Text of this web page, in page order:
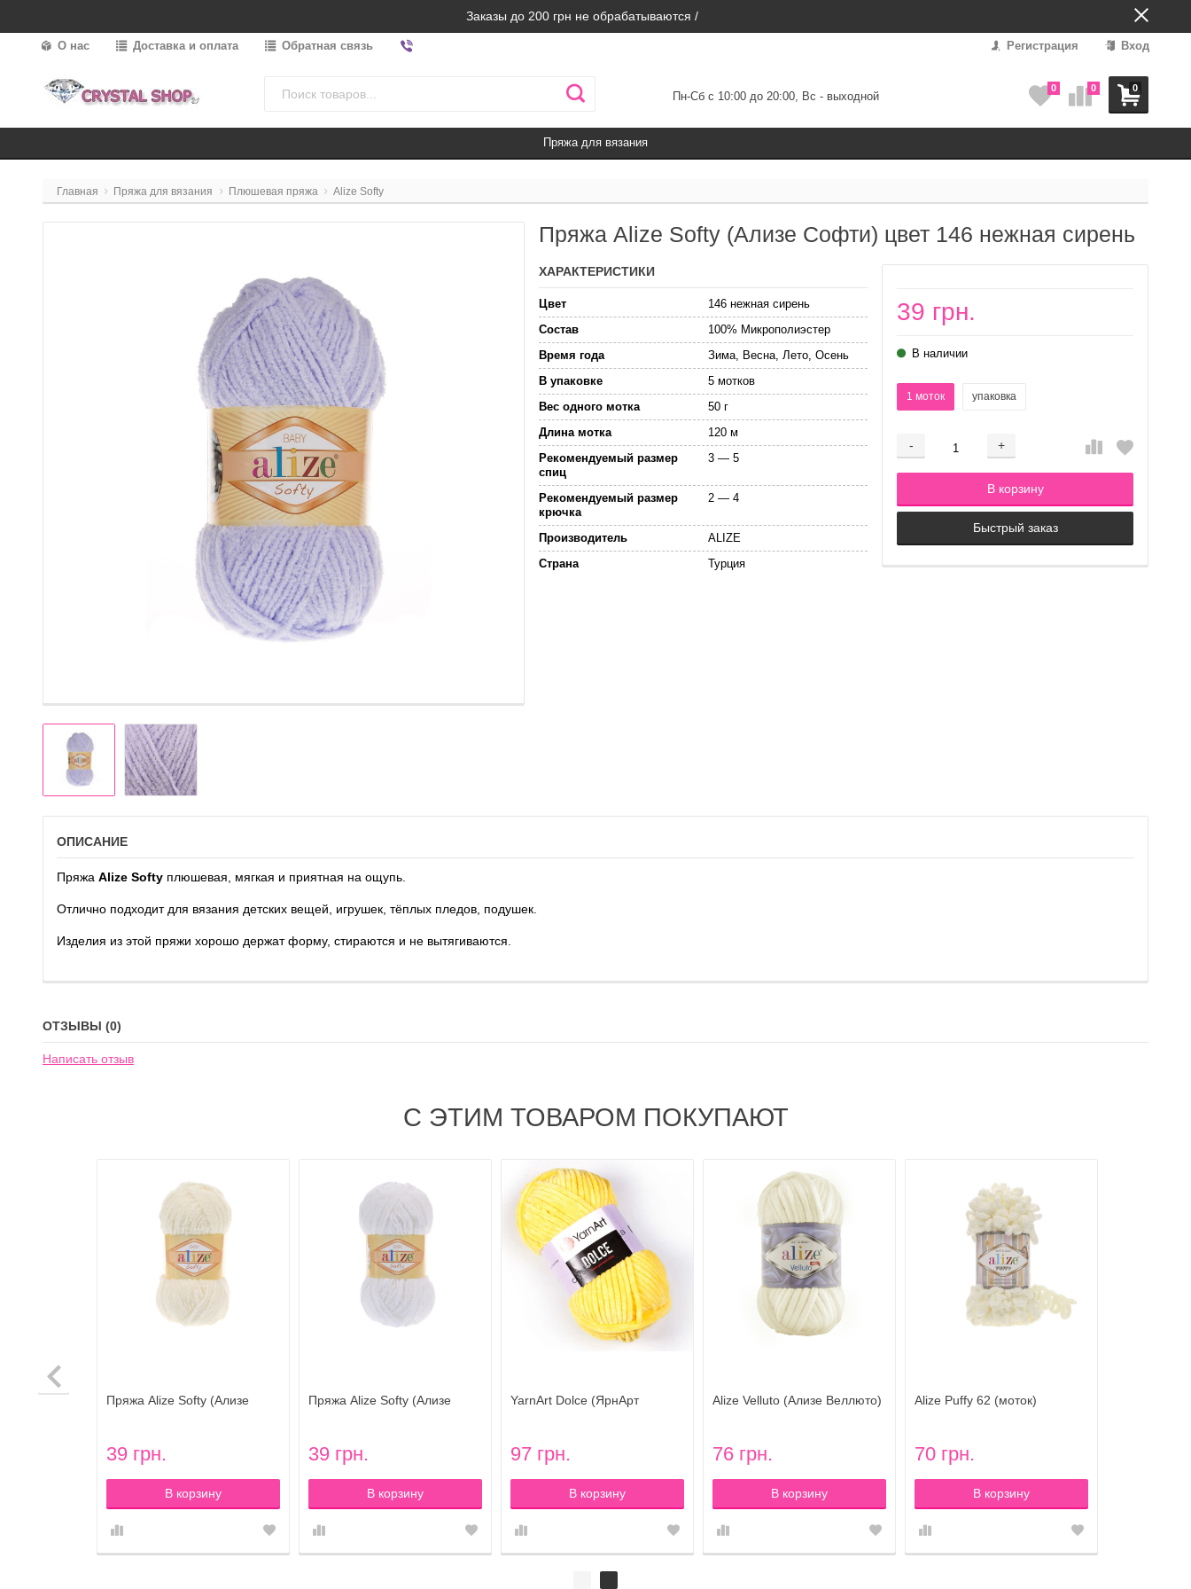
Заказы до 200 грн не обрабатываются /
О нас Доставка и оплата Обратная связь Регистрация Вход
Пн-Сб с 10:00 до 20:00, Вс - выходной
0
0 0
Пряжа для вязания
Главная Пряжа для вязания Плюшевая пряжа Alize Softy
Пряжа Alize Softy (Ализе Софти) цвет 146 нежная сирень
39 грн.
В наличии
1 моток упаковка
- +
Добавляется...
В корзину
Добавлен
Быстрый заказ
ХАРАКТЕРИСТИКИ
Цвет
146 нежная сирень
Состав
100% Микрополиэстер
Время года
Зима, Весна, Лето, Осень
В упаковке
5 мотков
Вес одного мотка
50 г
Длина мотка
120 м
Рекомендуемый размер
спиц
3 — 5
Рекомендуемый размер
крючка
2 — 4
Производитель
ALIZE
Страна
Турция
ОПИСАНИЕ
Пряжа Alize Softy плюшевая, мягкая и приятная на ощупь.
Отлично подходит для вязания детских вещей, игрушек, тёплых пледов, подушек.
Изделия из этой пряжи хорошо держат форму, стираются и не вытягиваются.
ОТЗЫВЫ (0)
Написать отзыв
С ЭТИМ ТОВАРОМ ПОКУПАЮТ
Пряжа Alize Softy (Ализе
39 грн.
В корзину
Пряжа Alize Softy (Ализе
39 грн.
В корзину
YarnArt Dolce (ЯрнАрт
97 грн.
В корзину
Alize Velluto (Ализе Веллюто)
76 грн.
В корзину
Alize Puffy 62 (моток)
70 грн.
В корзину